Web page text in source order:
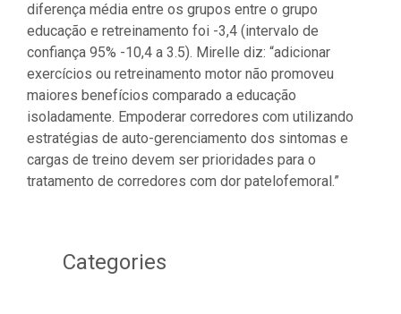
diferença média entre os grupos entre o grupo
educação e retreinamento foi -3,4 (intervalo de
confiança 95% -10,4 a 3.5). Mirelle diz: “adicionar
exercícios ou retreinamento motor não promoveu
maiores benefícios comparado a educação
isoladamente. Empoderar corredores com utilizando
estratégias de auto-gerenciamento dos sintomas e
cargas de treino devem ser prioridades para o
tratamento de corredores com dor patelofemoral.”
Categories